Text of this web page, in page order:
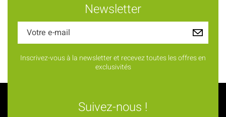
Newsletter
Inscrivez-vous à la newsletter et recevez toutes les offres en
exclusivités
Suivez-nous !